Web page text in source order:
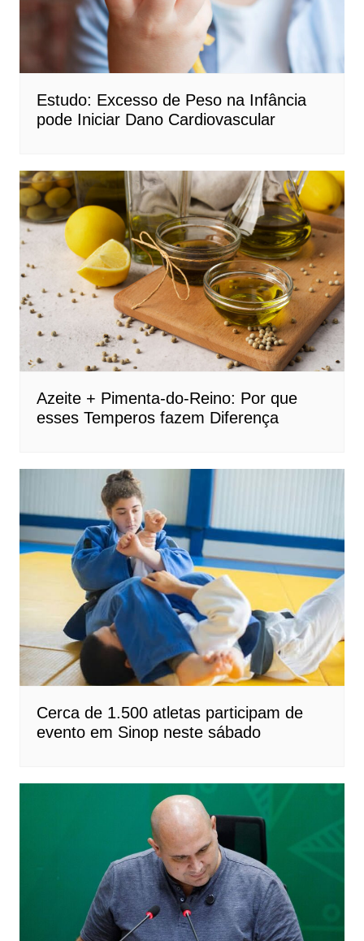
Estudo: Excesso de Peso na Infância
pode Iniciar Dano Cardiovascular
Azeite + Pimenta-do-Reino: Por que
esses Temperos fazem Diferença
Cerca de 1.500 atletas participam de
evento em Sinop neste sábado